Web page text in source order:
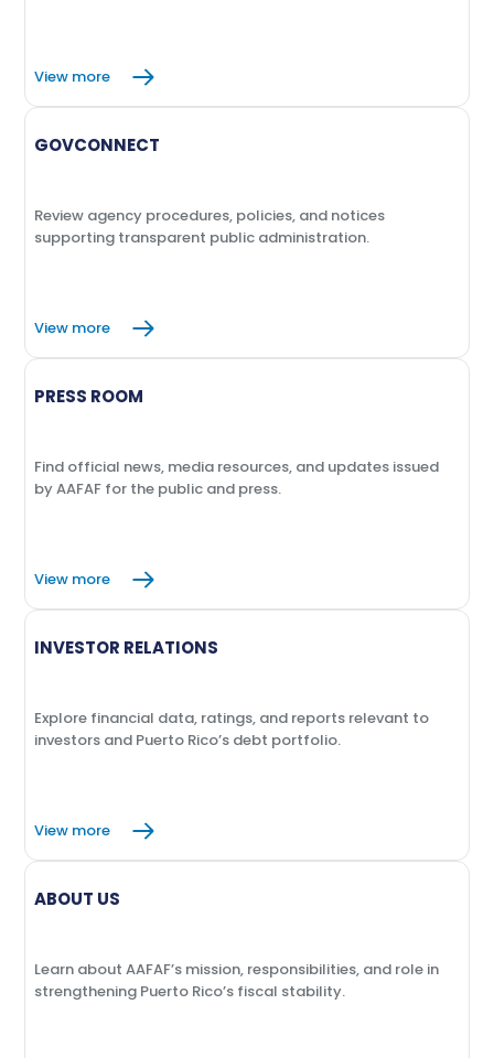
View more
GOVCONNECT
Review agency procedures, policies, and notices
supporting transparent public administration.
View more
PRESS ROOM
Find official news, media resources, and updates issued
by AAFAF for the public and press.
View more
INVESTOR RELATIONS
Explore financial data, ratings, and reports relevant to
investors and Puerto Rico’s debt portfolio.
View more
ABOUT US
Learn about AAFAF’s mission, responsibilities, and role in
strengthening Puerto Rico’s fiscal stability.